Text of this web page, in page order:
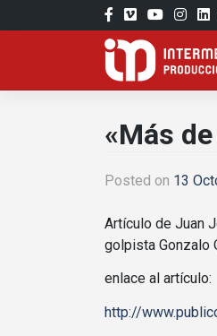
to
«Más
Posted on 13
Artículo de Juan
golpista Gonzalo
enlace al artículo:
http://